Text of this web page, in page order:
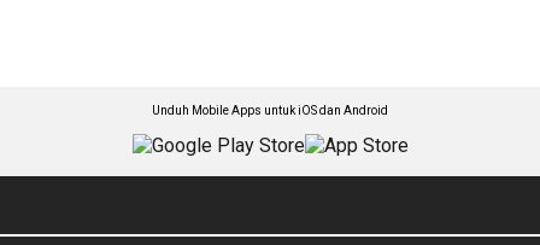
Unduh Mobile Apps untuk iOS dan Android